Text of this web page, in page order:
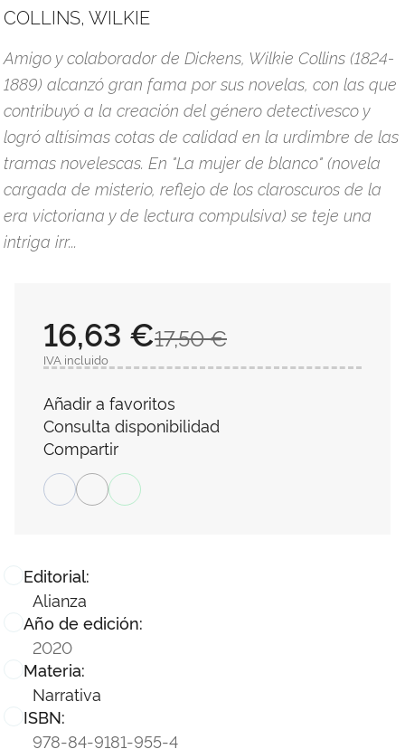
COLLINS, WILKIE
Amigo y colaborador de Dickens, Wilkie Collins (1824-
1889) alcanzó gran fama por sus novelas, con las que
contribuyó a la creación del género detectivesco y
logró altísimas cotas de calidad en la urdimbre de las
tramas novelescas. En "La mujer de blanco" (novela
cargada de misterio, reflejo de los claroscuros de la
era victoriana y de lectura compulsiva) se teje una
intriga irr...
Editorial:
Alianza
Año de edición:
2020
Materia:
Narrativa
ISBN:
978-84-9181-955-4
17,50 €
16,63 €
IVA incluido
Añadir a favoritos
Consulta disponibilidad
Compartir